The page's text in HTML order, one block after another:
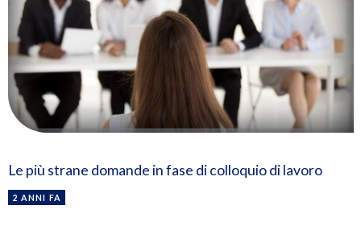
Le più strane domande in fase di colloquio di lavoro
2 ANNI FA